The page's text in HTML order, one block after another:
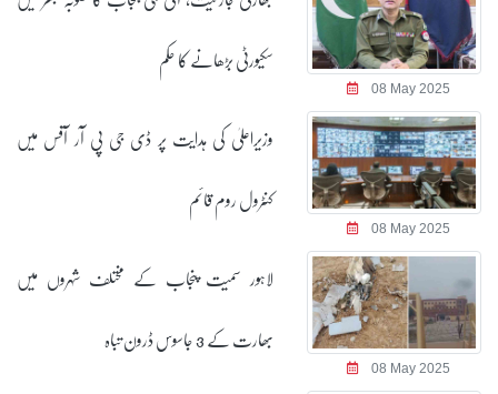
08 May 2025
سکیورٹی بڑھانے کا حکم
08 May 2025
وزیراعلیٰ کی ہدایت پر ڈی جی پی آر آفس میں
کنٹرول روم قائم
08 May 2025
لاہور سمیت پنجاب کے مختلف شہروں میں
بھارت کے 3 جاسوس ڈرون تباہ